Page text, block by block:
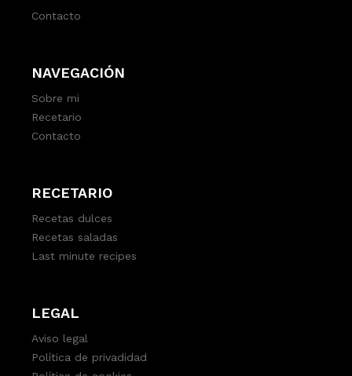
Contacto
NAVEGACIÓN
Sobre mi
Recetario
Contacto
RECETARIO
Recetas dulces
Recetas saladas
Last minute recipes
LEGAL
Aviso legal
Política de privadidad